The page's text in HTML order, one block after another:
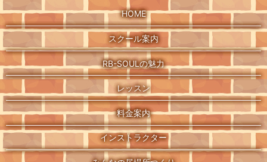
HOME
スクール案内
RB-SOULの魅力
レッスン
料金案内
インストラクター